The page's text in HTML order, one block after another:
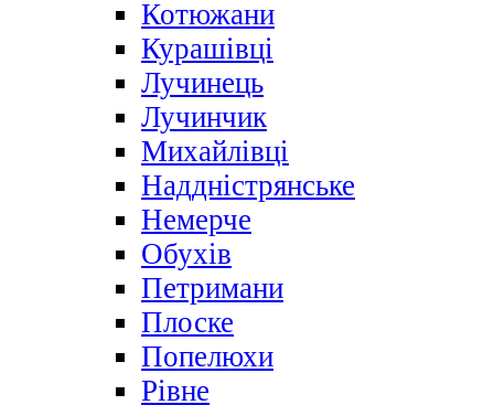
Котюжани
Курашівці
Лучинець
Лучинчик
Михайлівці
Наддністрянське
Немерче
Обухів
Петримани
Плоске
Попелюхи
Рівне